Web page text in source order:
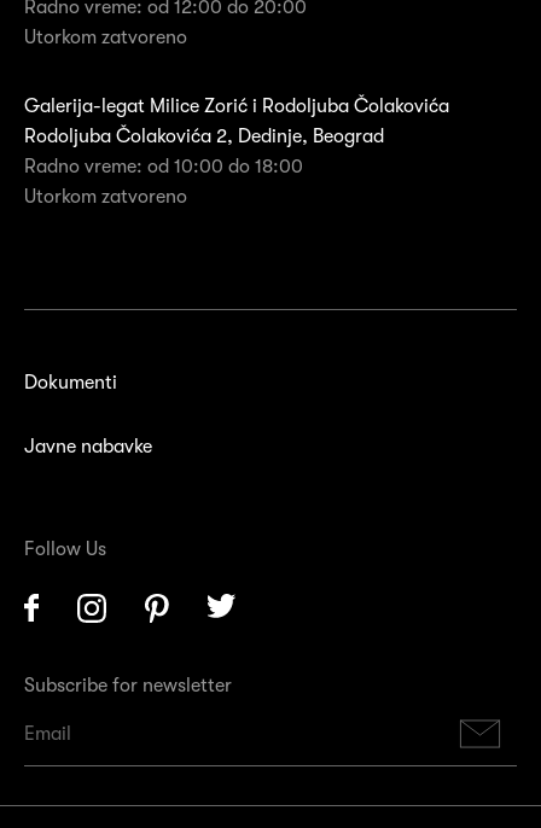
Radno vreme: od 12:00 do 20:00
Utorkom zatvoreno
Galerija-legat Milice Zorić i Rodoljuba Čolakovića
Rodoljuba Čolakovića 2, Dedinje, Beograd
Radno vreme: od 10:00 do 18:00
Utorkom zatvoreno
Dokumenti
Javne nabavke
Follow Us
Facebook InstagramPinterest
Subscribe for newsletter